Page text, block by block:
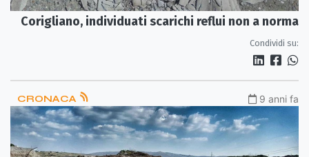
Corigliano, individuati scarichi reflui non a norma
Condividi su:
CRONACA 9 anni fa